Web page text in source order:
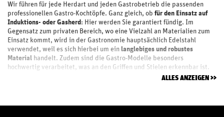
Wir führen für jede Herdart und jeden Gastrobetrieb die passenden
professionellen Gastro-Kochtöpfe. Ganz gleich, ob für den Einsatz auf
Induktions- oder Gasherd : Hier werden Sie garantiert fündig. Im
Gegensatz zum privaten Bereich, wo eine Vielzahl an Materialien zum
Einsatz kommt, wird in der Gastronomie hauptsächlich Edelstahl
verwendet, weil es sich hierbei um ein langlebiges und robustes
Material handelt. Zudem sind die Gastro-Modelle besonders
hochwertig verarbeitet, was an den Griffen und Stielen erkennbar ist.
ALLES ANZEIGEN